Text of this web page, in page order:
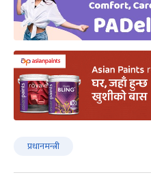
प्रधानमन्त्री